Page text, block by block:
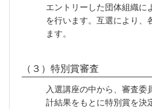
エントリーした団体組織に
を行います。互選により、
ます。
（３）特別賞審査
入選講座の中から、審査
計結果をもとに特別賞を決